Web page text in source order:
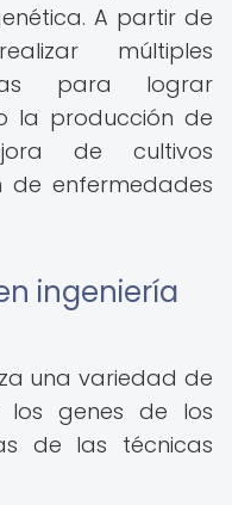
A partir de
múltiples
para lograr
la producción de
de cultivos
enfermedades
ingeniería
una variedad de
los genes de los
de las técnicas